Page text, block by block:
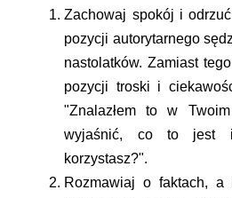
Zachowaj spokój i
pozycji autorytarnego
nastolatków. Zamiast
pozycji troski i
"Znalazłem to w
wyjaśnić, co to jest
korzystasz?".
Rozmawiaj o faktach, a